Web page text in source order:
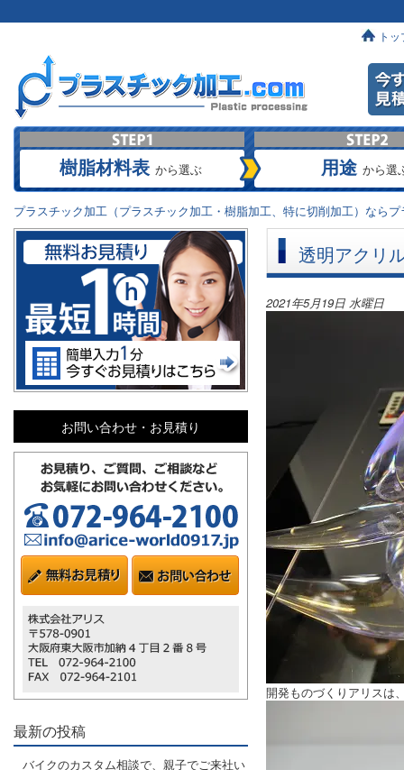
トッ
樹脂材料表 から選ぶ 用途 から選
プラスチック加工（プラスチック加工・樹脂加工、特に切削加工）なら
透明アクリ
2021年5月19日 水曜日
開発ものづくりアリスは
お問い合わせ・お見積り
最新の投稿
バイクのカスタム相談で、親子でご来社い